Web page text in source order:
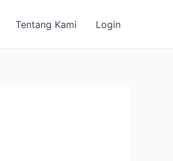
Tentang Kami Login